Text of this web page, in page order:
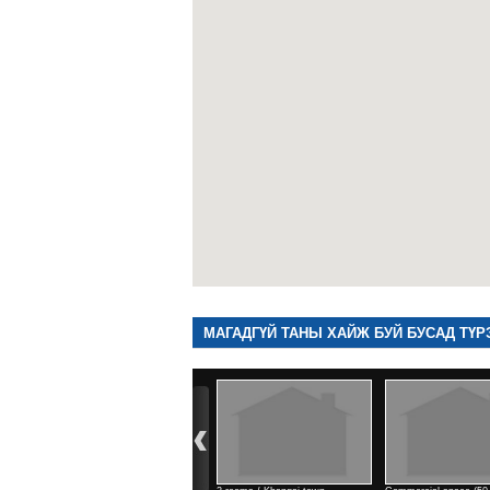
МАГАДГҮЙ ТАНЫ ХАЙЖ БУЙ БУСАД